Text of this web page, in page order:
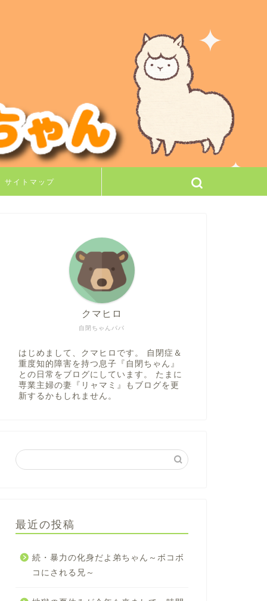
サイトマップ
自閉ちゃんパパ
クマヒロ
はじめまして、クマヒロです。 自閉症＆
重度知的障害を持つ息子『自閉ちゃん』
との日常をブログにしています。 たまに
専業主婦の妻『リャマミ』もブログを更
新するかもしれません。
最近の投稿
続・暴力の化身だよ弟ちゃん～ボコボ
コにされる兄～